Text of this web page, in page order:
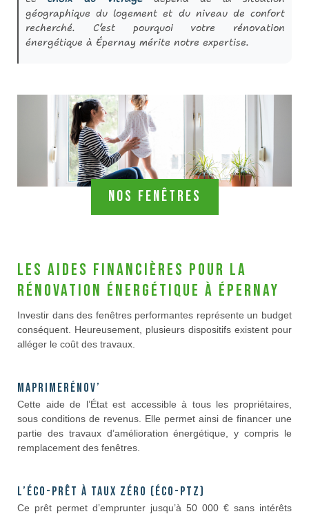
géographique du logement et du niveau de confort
recherché. C’est pourquoi votre rénovation
énergétique à Épernay mérite notre expertise.
Nos fenêtres
Les aides financières pour la
rénovation énergétique à Épernay
Investir dans des fenêtres performantes représente un budget
conséquent. Heureusement, plusieurs dispositifs existent pour
alléger le coût des travaux.
MaPrimeRénov’
Cette aide de l’État est accessible à tous les propriétaires,
sous conditions de revenus. Elle permet ainsi de financer une
partie des travaux d’amélioration énergétique, y compris le
remplacement des fenêtres.
L’éco-prêt à taux zéro (Éco-PTZ)
Ce prêt permet d’emprunter jusqu’à 50 000 € sans intérêts